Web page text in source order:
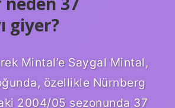
giyer?
Mintal’e Saygal Mintal,
özellikle Nürnberg
2004/05 sezonunda 37